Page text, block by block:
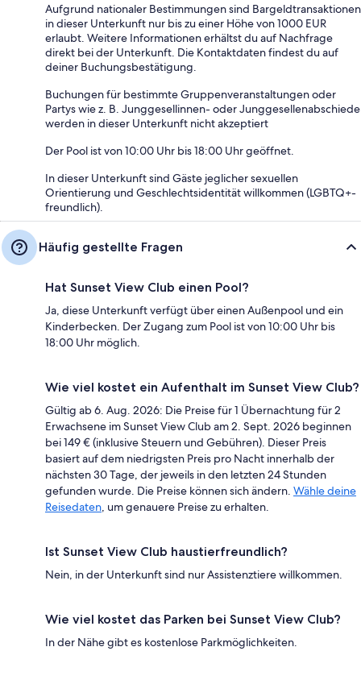
Aufgrund nationaler Bestimmungen sind Bargeldtransaktionen
in dieser Unterkunft nur bis zu einer Höhe von 1000 EUR
erlaubt. Weitere Informationen erhältst du auf Nachfrage
direkt bei der Unterkunft. Die Kontaktdaten findest du auf
deiner Buchungsbestätigung.
Buchungen für bestimmte Gruppenveranstaltungen oder
Partys wie z. B. Junggesellinnen- oder Junggesellenabschiede
werden in dieser Unterkunft nicht akzeptiert
Der Pool ist von 10:00 Uhr bis 18:00 Uhr geöffnet.
In dieser Unterkunft sind Gäste jeglicher sexuellen
Orientierung und Geschlechtsidentität willkommen (LGBTQ+-
freundlich).
Häufig gestellte Fragen
Hat Sunset View Club einen Pool?
Ja, diese Unterkunft verfügt über einen Außenpool und ein
Kinderbecken. Der Zugang zum Pool ist von 10:00 Uhr bis
18:00 Uhr möglich.
Wie viel kostet ein Aufenthalt im Sunset View Club?
Gültig ab 6. Aug. 2026: Die Preise für 1 Übernachtung für 2
Erwachsene im Sunset View Club am 2. Sept. 2026 beginnen
bei 149 € (inklusive Steuern und Gebühren). Dieser Preis
basiert auf dem niedrigsten Preis pro Nacht innerhalb der
nächsten 30 Tage, der jeweils in den letzten 24 Stunden
gefunden wurde. Die Preise können sich ändern. Wähle deine
Reisedaten, um genauere Preise zu erhalten.
Ist Sunset View Club haustierfreundlich?
Nein, in der Unterkunft sind nur Assistenztiere willkommen.
Wie viel kostet das Parken bei Sunset View Club?
In der Nähe gibt es kostenlose Parkmöglichkeiten.